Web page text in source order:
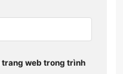
trang web trong trình